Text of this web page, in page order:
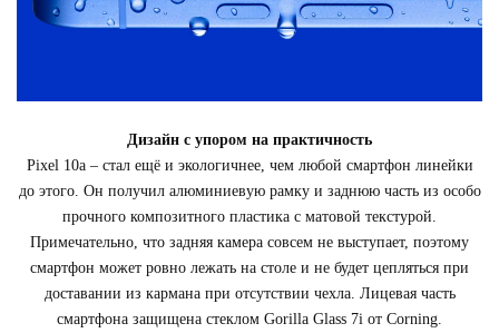
Дизайн с упором на практичность
Pixel 10a – стал ещё и экологичнее, чем любой смартфон линейки
до этого. Он получил алюминиевую рамку и заднюю часть из особо
прочного композитного пластика с матовой текстурой.
Примечательно, что задняя камера совсем не выступает, поэтому
смартфон может ровно лежать на столе и не будет цепляться при
доставании из кармана при отсутствии чехла. Лицевая часть
смартфона защищена стеклом Gorilla Glass 7i от Corning.